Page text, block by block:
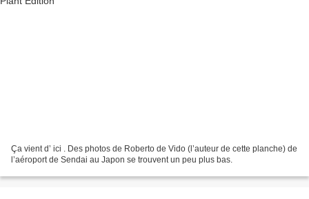
Ça vient d’ ici . Des photos de Roberto de Vido (l’auteur de cette planche) de
l’aéroport de Sendai au Japon se trouvent un peu plus bas.